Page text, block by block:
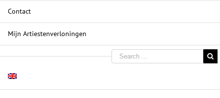
Contact
Mijn Artiestenverloningen